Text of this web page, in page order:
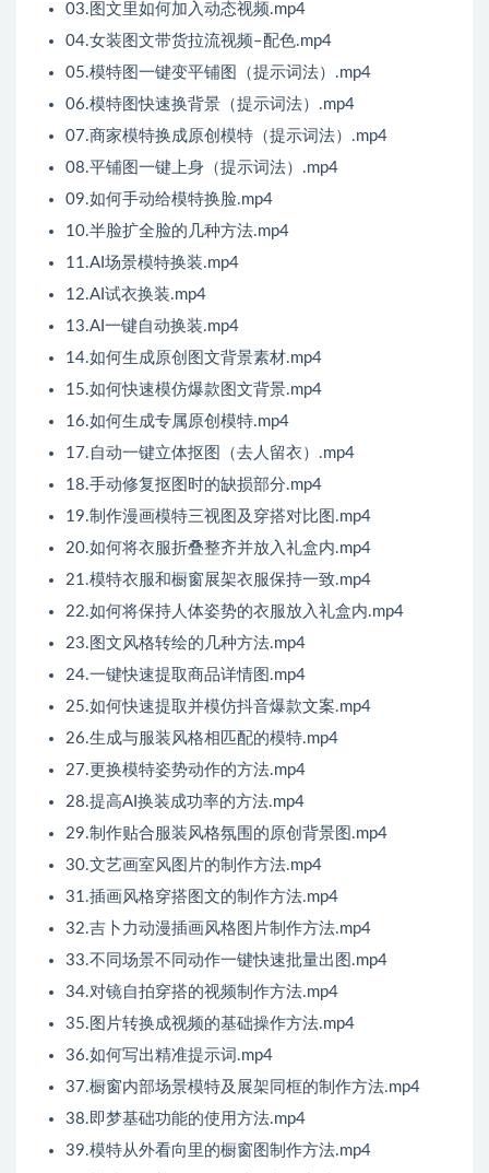
03.图文里如何加入动态视频.mp4
04.女装图文带货拉流视频–配色.mp4
05.模特图一键变平铺图（提示词法）.mp4
06.模特图快速换背景（提示词法）.mp4
07.商家模特换成原创模特（提示词法）.mp4
08.平铺图一键上身（提示词法）.mp4
09.如何手动给模特换脸.mp4
10.半脸扩全脸的几种方法.mp4
11.AI场景模特换装.mp4
12.AI试衣换装.mp4
13.AI一键自动换装.mp4
14.如何生成原创图文背景素材.mp4
15.如何快速模仿爆款图文背景.mp4
16.如何生成专属原创模特.mp4
17.自动一键立体抠图（去人留衣）.mp4
18.手动修复抠图时的缺损部分.mp4
19.制作漫画模特三视图及穿搭对比图.mp4
20.如何将衣服折叠整齐并放入礼盒内.mp4
21.模特衣服和橱窗展架衣服保持一致.mp4
22.如何将保持人体姿势的衣服放入礼盒内.mp4
23.图文风格转绘的几种方法.mp4
24.一键快速提取商品详情图.mp4
25.如何快速提取并模仿抖音爆款文案.mp4
26.生成与服装风格相匹配的模特.mp4
27.更换模特姿势动作的方法.mp4
28.提高AI换装成功率的方法.mp4
29.制作贴合服装风格氛围的原创背景图.mp4
30.文艺画室风图片的制作方法.mp4
31.插画风格穿搭图文的制作方法.mp4
32.吉卜力动漫插画风格图片制作方法.mp4
33.不同场景不同动作一键快速批量出图.mp4
34.对镜自拍穿搭的视频制作方法.mp4
35.图片转换成视频的基础操作方法.mp4
36.如何写出精准提示词.mp4
37.橱窗内部场景模特及展架同框的制作方法.mp4
38.即梦基础功能的使用方法.mp4
39.模特从外看向里的橱窗图制作方法.mp4